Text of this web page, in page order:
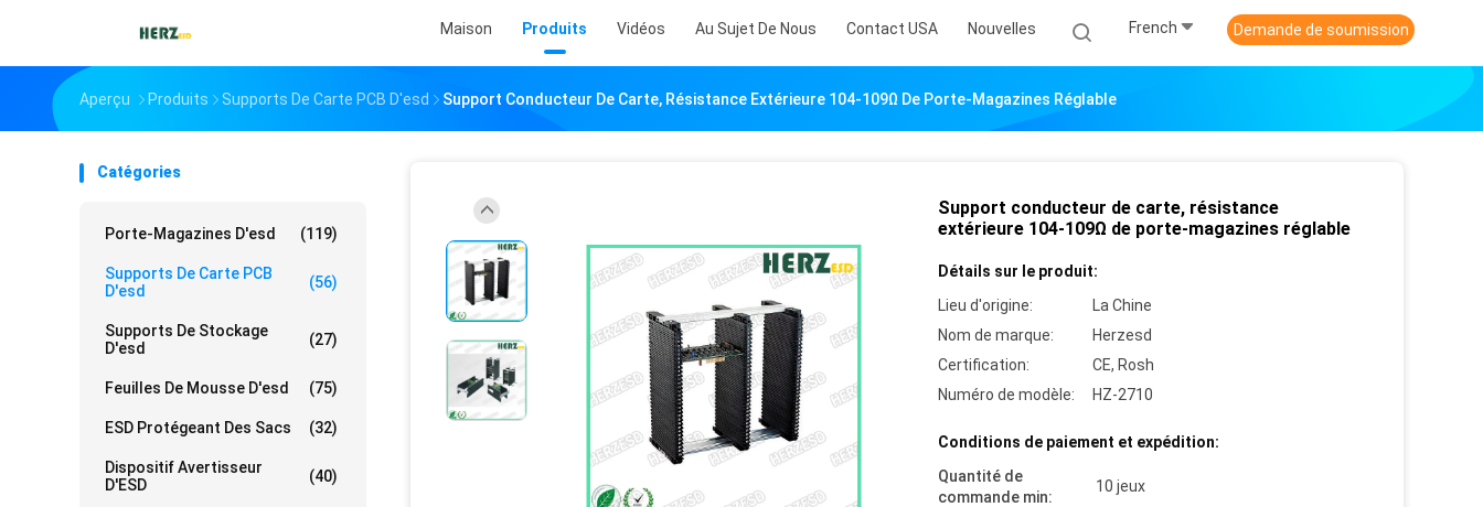
Maison Produits Vidéos Au Sujet De Nous Contact USA Nouvelles French Demande de soumission
Aperçu Produits Supports De Carte PCB D'esd Support Conducteur De Carte, Résistance Extérieure 104-109Ω De Porte-Magazines Réglable
Catégories
Porte-Magazines D'esd (119)
Supports De Carte PCB
D'esd
(56)
Supports De Stockage
D'esd
(27)
Feuilles De Mousse D'esd (75)
ESD Protégeant Des Sacs (32)
Dispositif Avertisseur
D'ESD
(40)
Support conducteur de carte, résistance
extérieure 104-109Ω de porte-magazines réglable
Détails sur le produit:
Lieu d'origine:
La Chine
Nom de marque:
Herzesd
Certification:
CE, Rosh
Numéro de modèle:
HZ-2710
Conditions de paiement et expédition:
Quantité de
commande min:
10 jeux